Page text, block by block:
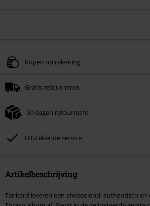
Kopen op rekening
Gratis retourneren
30 dagen retourrecht
Uitstekende service
Artikelbeschrijving
Tankard leveren een afwisselend, authentisch